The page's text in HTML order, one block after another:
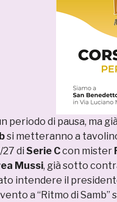
periodo di pausa, ma
si metteranno a
di Serie Ccon mister
Mussi, già sotto
intendere il
a “Ritmo di Samb”